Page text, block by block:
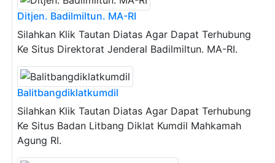
Ditjen. Badilmiltun. MA-RI
Silahkan Klik Tautan Diatas Agar Dapat Terhubung
Ke Situs Direktorat Jenderal Badilmiltun. MA-RI.
Balitbangdiklatkumdil
Silahkan Klik Tautan Diatas Agar Dapat Terhubung
Ke Situs Badan Litbang Diklat Kumdil Mahkamah
Agung RI.